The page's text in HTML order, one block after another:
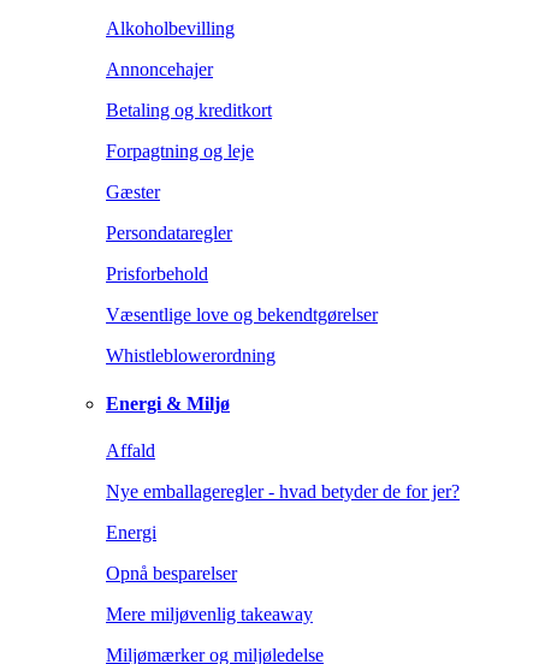
Alkoholbevilling
Annoncehajer
Betaling og kreditkort
Forpagtning og leje
Gæster
Persondataregler
Prisforbehold
Væsentlige love og bekendtgørelser
Whistleblowerordning
Energi & Miljø
Affald
Nye emballageregler - hvad betyder de for jer?
Energi
Opnå besparelser
Mere miljøvenlig takeaway
Miljømærker og miljøledelse